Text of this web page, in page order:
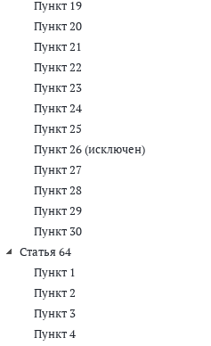
Пункт 19
Пункт 20
Пункт 21
Пункт 22
Пункт 23
Пункт 24
Пункт 25
Пункт 26 (исключен)
Пункт 27
Пункт 28
Пункт 29
Пункт 30
Статья 64
Пункт 1
Пункт 2
Пункт 3
Пункт 4